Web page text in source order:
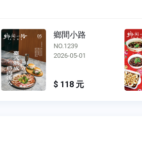
鄉間小路
NO.1239
2026-05-01
$ 118 元